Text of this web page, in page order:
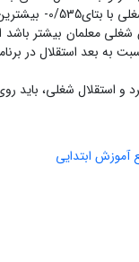
معلمان بیشتر
و استقلال شغلی،
آموزش ابتدایی